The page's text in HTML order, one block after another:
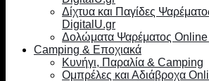
Δίχτυα και Παγίδες
DigitalU.gr
Δολώματα Ψαρέματος
Camping & Εποχιακά
Κυνήγι, Παραλία & Camping
Ομπρέλες και Αδιάβροχα